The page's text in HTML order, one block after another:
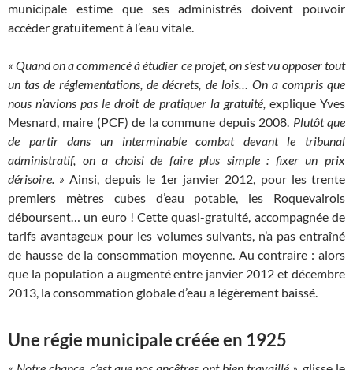
municipale estime que ses administrés doivent pouvoir
accéder gratuitement à l’eau vitale.
« Quand on a commencé à étudier ce projet, on s’est vu opposer tout
un tas de réglementations, de décrets, de lois… On a compris que
nous n’avions pas le droit de pratiquer la gratuité, explique Yves
Mesnard, maire (PCF) de la commune depuis 2008. Plutôt que
de partir dans un interminable combat devant le tribunal
administratif, on a choisi de faire plus simple : fixer un prix
dérisoire. » Ainsi, depuis le 1er janvier 2012, pour les trente
premiers mètres cubes d’eau potable, les Roquevairois
déboursent… un euro ! Cette quasi-gratuité, accompagnée de
tarifs avantageux pour les volumes suivants, n’a pas entraîné
de hausse de la consommation moyenne. Au contraire : alors
que la population a augmenté entre janvier 2012 et décembre
2013, la consommation globale d’eau a légèrement baissé.
Une régie municipale créée en 1925